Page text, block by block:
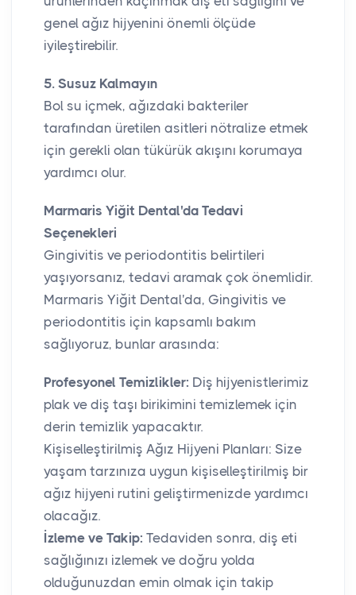
genel ağız hijyenini önemli ölçüde
iyileştirebilir.
5. Susuz Kalmayın
Bol su içmek, ağızdaki bakteriler
tarafından üretilen asitleri nötralize etmek
için gerekli olan tükürük akışını korumaya
yardımcı olur.
Marmaris Yiğit Dental'da Tedavi
Seçenekleri
Gingivitis ve periodontitis belirtileri
yaşıyorsanız, tedavi aramak çok önemlidir.
Marmaris Yiğit Dental'da, Gingivitis ve
periodontitis için kapsamlı bakım
sağlıyoruz, bunlar arasında:
Profesyonel Temizlikler: Diş hijyenistlerimiz
plak ve diş taşı birikimini temizlemek için
derin temizlik yapacaktır.
Kişiselleştirilmiş Ağız Hijyeni Planları: Size
yaşam tarzınıza uygun kişiselleştirilmiş bir
ağız hijyeni rutini geliştirmenizde yardımcı
olacağız.
İzleme ve Takip: Tedaviden sonra, diş eti
sağlığınızı izlemek ve doğru yolda
olduğunuzdan emin olmak için takip